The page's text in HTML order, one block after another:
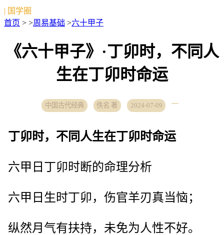
| 国学圈
首页 > >周易基础 >六十甲子
《六十甲子》·丁卯时，不同人
生在丁卯时命运
中国古代经典 佚名 著 2024-07-09
丁卯时，不同人生在丁卯时命运
六甲日丁卯时断的命理分析
六甲日生时丁卯，伤官羊刃真当恼；
纵然月气有扶持，未免为人性不好。